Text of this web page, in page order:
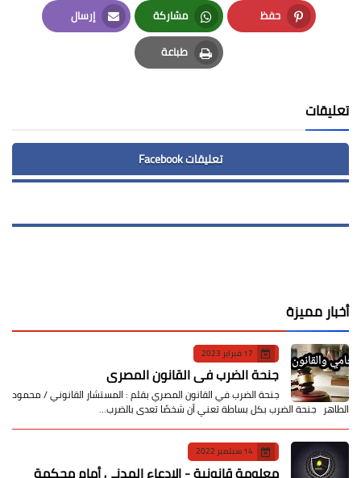
حفظ
Pinterest
مشاركة
Whatsapp
إرسال
Email
طباعة
Print
تعليقات
تعليقات Facebook
أخبار مميزة
17 فبراير 2023
جنحة الضرب في القانون المصري
جنحة الضرب في القانون المصري بقلم : المستشار القانوني / محمود
الطاهر جنحة الضرب بكل بساطة تعني أن شخصًا تعدى بالضرب…
14 سبتمبر 2022
معلومة قانونية - الإدعاء المدني أمام محكمة